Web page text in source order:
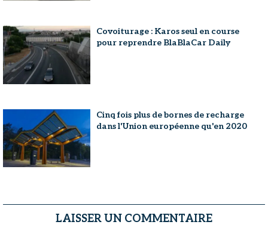
Covoiturage : Karos seul en course
pour reprendre BlaBlaCar Daily
Cinq fois plus de bornes de recharge
dans l'Union européenne qu'en 2020
LAISSER UN COMMENTAIRE